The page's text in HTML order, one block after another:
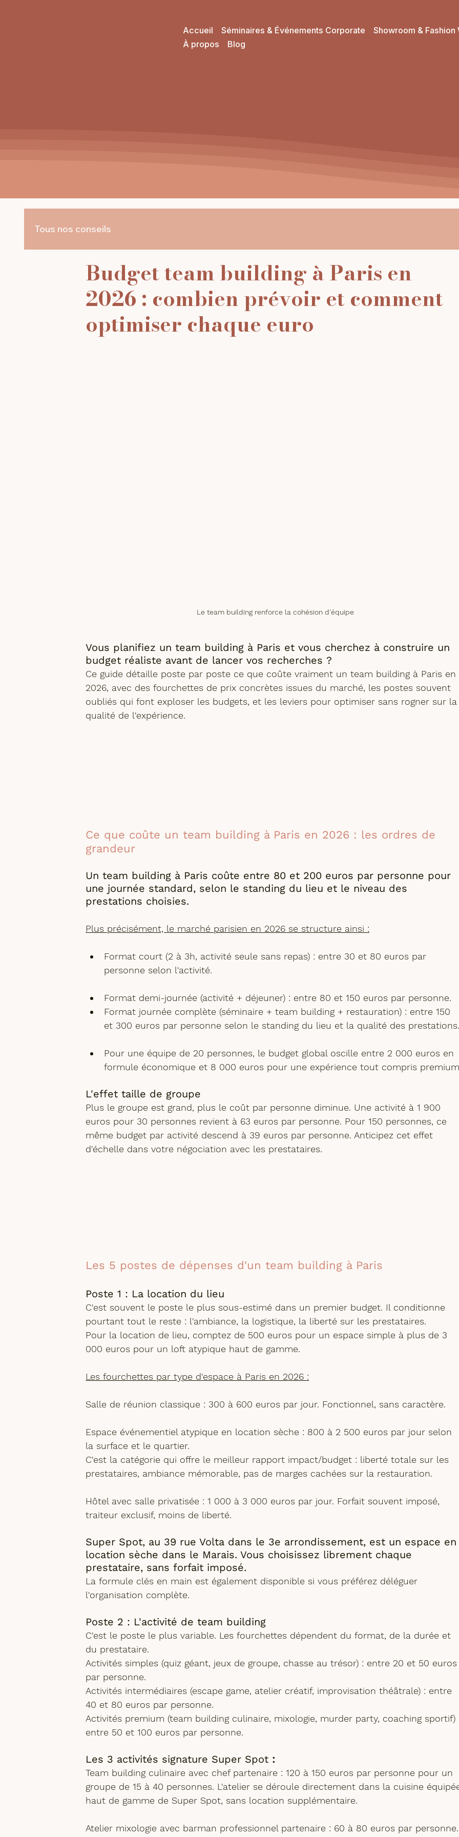
Accueil Séminaires & Événements Corporate
Showroom & Fashion
À propos
Blog
Tous nos conseils
Budget team building à Paris en
2026 : combien prévoir et comment
optimiser chaque euro
Le team building renforce la cohésion d'équipe
Vous planifiez un team building à Paris et vous cherchez à construire un
budget réaliste avant de lancer vos recherches ?
Ce guide détaille poste par poste ce que coûte vraiment un team building à Paris en
2026, avec des fourchettes de prix concrètes issues du marché, les postes souvent
oubliés qui font exploser les budgets, et les leviers pour optimiser sans rogner sur
qualité de l'expérience.
Ce que coûte un team building à Paris en 2026 : les ordres de
grandeur
Un team building à Paris coûte entre 80 et 200 euros par personne pour
une journée standard, selon le standing du lieu et le niveau des
prestations choisies.
Plus précisément, le marché parisien en 2026 se structure ainsi :
Format court (2 à 3h, activité seule sans repas) : entre 30 et 80 euros par
personne selon l'activité.
Format demi-journée (activité + déjeuner) : entre 80 et 150 euros par personne.
Format journée complète (séminaire + team building + restauration) : entre 150
et 300 euros par personne selon le standing du lieu et la qualité des
Pour une équipe de 20 personnes, le budget global oscille entre 2 000 euros en
formule économique et 8 000 euros pour une expérience tout compris
L'effet taille de groupe
Plus le groupe est grand, plus le coût par personne diminue. Une activité à 1 900
euros pour 30 personnes revient à 63 euros par personne. Pour 150 personnes, ce
même budget par activité descend à 39 euros par personne. Anticipez cet effet
d'échelle dans votre négociation avec les prestataires.
Les 5 postes de dépenses d'un team building à Paris
Poste 1 : La location du lieu
C'est souvent le poste le plus sous-estimé dans un premier budget. Il conditionne
pourtant tout le reste : l'ambiance, la logistique, la liberté sur les prestataires.
Pour la location de lieu, comptez de 500 euros pour un espace simple à plus de 3
000 euros pour un loft atypique haut de gamme.
Les fourchettes par type d'espace à Paris en 2026 :
Salle de réunion classique : 300 à 600 euros par jour. Fonctionnel, sans caractère.
Espace événementiel atypique en location sèche : 800 à 2 500 euros par jour selon
la surface et le quartier.
C'est la catégorie qui offre le meilleur rapport impact/budget : liberté totale sur les
prestataires, ambiance mémorable, pas de marges cachées sur la restauration.
Hôtel avec salle privatisée : 1 000 à 3 000 euros par jour. Forfait souvent imposé,
traiteur exclusif, moins de liberté.
Super Spot, au 39 rue Volta dans le 3e arrondissement, est un espace
location sèche dans le Marais. Vous choisissez librement chaque
prestataire, sans forfait imposé.
La formule clés en main est également disponible si vous préférez déléguer
l'organisation complète.
Poste 2 : L'activité de team building
C'est le poste le plus variable. Les fourchettes dépendent du format, de la durée et
du prestataire.
Activités simples (quiz géant, jeux de groupe, chasse au trésor) : entre 20 et 50
par personne.
Activités intermédiaires (escape game, atelier créatif, improvisation théâtrale) : entre
40 et 80 euros par personne.
Activités premium (team building culinaire, mixologie, murder party, coaching
entre 50 et 100 euros par personne.
Les 3 activités signature Super Spot :
Team building culinaire avec chef partenaire : 120 à 150 euros par personne pour un
groupe de 15 à 40 personnes. L'atelier se déroule directement dans la cuisine
haut de gamme de Super Spot, sans location supplémentaire.
Atelier mixologie avec barman professionnel partenaire : 60 à 80 euros par